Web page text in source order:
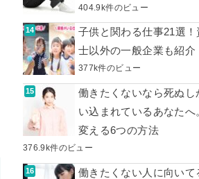
404.9k件のビュー
子供と関わる仕事21選
士以外の一般企業も紹介
377k件のビュー
働きたくないなら死ぬし
い込まれているあなたへ
変える6つの方法
376.9k件のビュー
働きたくない人に向いて